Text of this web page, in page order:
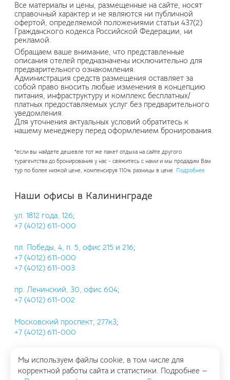
Все материалы и цены, размещенные на сайте, носят
справочный характер и не являются ни публичной
офертой, определяемой положениями статьи 437(2)
Гражданского кодекса Российской Федерации, ни
рекламой.
Обращаем ваше внимание, что представленные
описания отелей предназначены исключительно для
предварительного ознакомления.
Администрация средств размещения оставляет за
собой право вносить любые изменения в концепцию
питания, инфраструктуру и комплекс бесплатных/
платных предоставляемых услуг без предварительного
уведомления.
Для уточнения актуальных условий обратитесь к
нашему менеджеру перед оформлением бронирования.
*если вы найдете дешевле тот же пакет отдыха на сайте другого
турагентства до бронирования у нас - свяжитесь с нами и мы продадим Вам
тур по более низкой цене, компенсируя 110% разницы в цене. Подробнее
Наши офисы в Калининграде
ул. 1812 года, 126;
+7 (4012) 611-000
пл. Победы, 4, п. 5, офис 215 и 216;
+7 (4012) 611-000
+7 (4012) 611-003
пр. Ленинский, 30, офис 604;
+7 (4012) 611-002
Московский проспект, 277к3;
+7 (4012) 611-000
Участник реестра
Мы используем файлы cookie, в том числе для
корректной работы сайта и статистики. Подробнее —